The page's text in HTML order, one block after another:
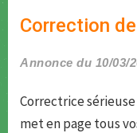
Correction
Annonce du 10/03/
Correctrice
met en page tous